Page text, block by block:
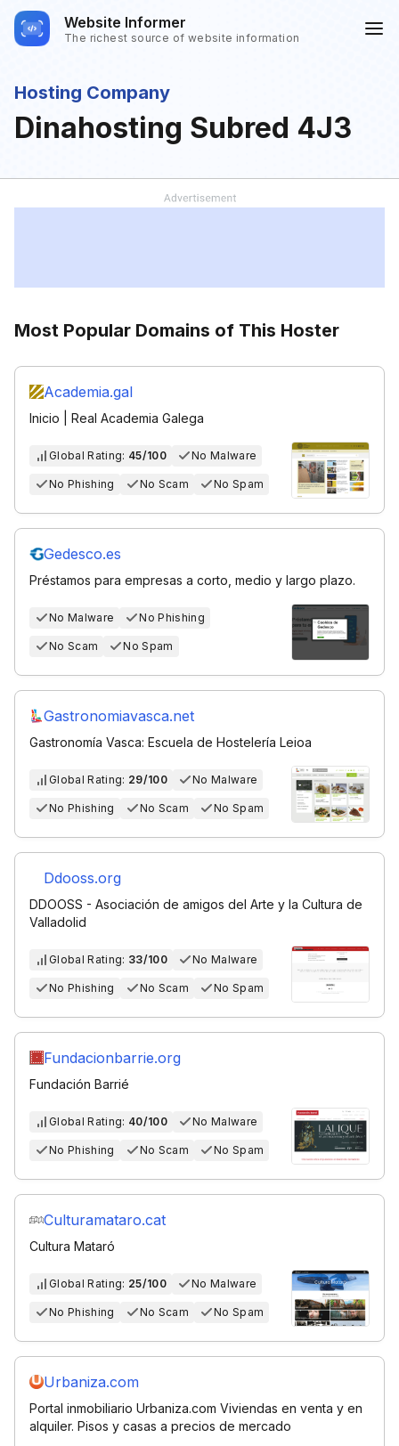
Website Informer
The richest source of website information
Hosting Company
Dinahosting Subred 4J3
Most Popular Domains of This Hoster
Academia.gal
Inicio | Real Academia Galega
Global Rating: 45/100 No Malware
No Phishing No Scam No Spam
Gedesco.es
Préstamos para empresas a corto, medio y largo plazo.
No Malware No Phishing
No Scam No Spam
Gastronomiavasca.net
Gastronomía Vasca: Escuela de Hostelería Leioa
Global Rating: 29/100 No Malware
No Phishing No Scam No Spam
Ddooss.org
DDOOSS - Asociación de amigos del Arte y la Cultura de
Valladolid
Global Rating: 33/100 No Malware
No Phishing No Scam No Spam
Fundacionbarrie.org
Fundación Barrié
Global Rating: 40/100 No Malware
No Phishing No Scam No Spam
Culturamataro.cat
Cultura Mataró
Global Rating: 25/100 No Malware
No Phishing No Scam No Spam
Urbaniza.com
Portal inmobiliario Urbaniza.com Viviendas en venta y en
alquiler. Pisos y casas a precios de mercado